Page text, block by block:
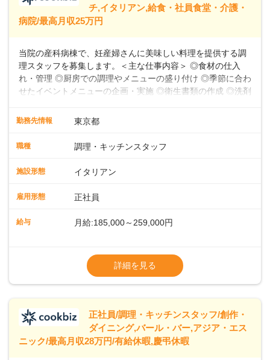
39,600円～43,598円分）を含みます。超過
チ,イタリアン,給食・社員食堂・介護・
病院/最高月収25万円
当院の産科病棟で、妊産婦さんに美味しい料理を提供する調
理スタッフを募集します。＜主な仕事内容＞ ◎食材の仕入
れ・管理 ◎厨房での調理やメニューの盛り付け ◎季節に合わ
せたイベントメニューの企画・実施 ◎衛生書類の作成 ◎洗剤
フの指導 など★フレンチ・和・洋・中・イタリアンなど、
れ・管理から、厨房での調理やメニューの盛り付け、さらに
す。フレンチのコース料理から和・洋・中・イタリアンま
品発注、食数管理も担当していただきます。各時間帯スタッ
や育成業務もあるため、スキルアップを目指せます。お産前
勤務先情報 東京都
職種 調理・キッチンスタッフ
施設形態 イタリアン
雇用形態 正社員
給与 月給:185,000～259,000円
※試用期間3か月間（期間中、給与待遇変更
なし）
※経験年数を考慮の上、決定します。＜年収
例＞300万円~420万円 （賞与年3回を含む）
＞＞＞パートスタッフも同時募集中！時給
詳細を見る
正社員/調理・キッチンスタッフ/創作・
ダイニング,バール・バー,アジア・エス
ニック/最高月収28万円/有給休暇,慶弔休暇